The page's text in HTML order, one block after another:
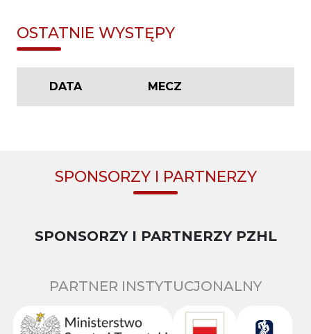
OSTATNIE WYSTĘPY
DATA MECZ
SPONSORZY I PARTNERZY
SPONSORZY I PARTNERZY PZHL
PARTNER INSTYTUCJONALNY